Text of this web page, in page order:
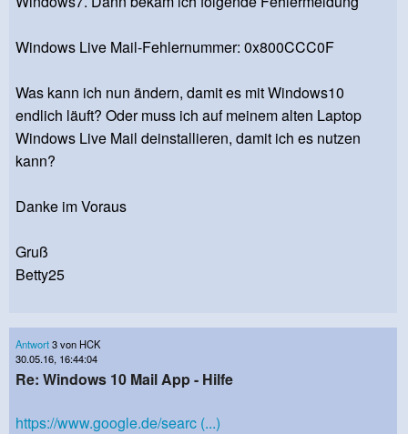
Windows Live Mail-Fehlernummer: 0x800CCC0F
Was kann ich nun ändern, damit es mit Windows10
endlich läuft? Oder muss ich auf meinem alten Laptop
Windows Live Mail deinstallieren, damit ich es nutzen
kann?
Danke im Voraus
Gruß
Betty25
Antwort3 von HCK
30.05.16, 16:44:04
Re: Windows 10 Mail App - Hilfe
https://www.google.de/searc (...)